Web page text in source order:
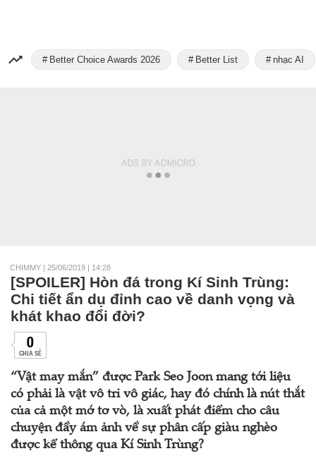
Better Choice Awards 2026 Better List nhạc AI
CHIMMY | 25/06/2019 | 14:28
[SPOILER] Hòn đá trong Kí Sinh Trùng:
Chi tiết ẩn dụ đỉnh cao về danh vọng và
khát khao đổi đời?
0
CHIA SẺ
“Vật may mắn” được Park Seo Joon mang tới liệu
có phải là vật vô tri vô giác, hay đó chính là nút thắt
của cả một mớ tơ vò, là xuất phát điểm cho câu
chuyện đầy ám ảnh về sự phân cấp giàu nghèo
được kể thông qua Kí Sinh Trùng?